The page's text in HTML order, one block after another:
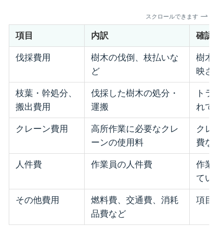
スクロールできます
項目 内訳 確認
伐採費用
樹木の伐倒、枝払いな
ど
樹木
映さ
枝葉・幹処分、
搬出費用
伐採した樹木の処分・
運搬
ト
れて
クレーン費用
高所作業に必要なクレ
ーンの使用料
クレ
費な
人件費 作業員の人件費
作業
てい
その他費用
燃料費、交通費、消耗
品費など
項目